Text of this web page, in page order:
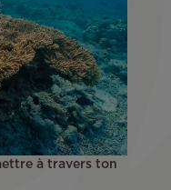
à travers ton